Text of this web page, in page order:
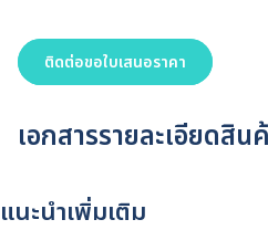
ติดต่อขอใบเสนอราคา
เอกสารรายละเอียดสิน
แนะนำเพิ่มเติม